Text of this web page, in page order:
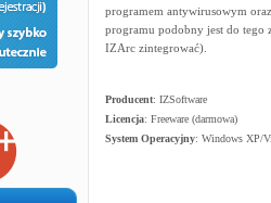
programem antywirusowym
programu podobny jest do tego
IZArc zintegrować).
Producent: IZSoftware
Licencja: Freeware (darmowa)
System Operacyjny: Windows XP/